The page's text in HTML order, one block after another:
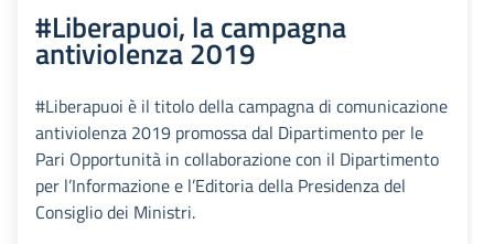
#Liberapuoi, la campagna
antiviolenza 2019
#Liberapuoi è il titolo della campagna di comunicazione
antiviolenza 2019 promossa dal Dipartimento per le
Pari Opportunità in collaborazione con il Dipartimento
per l’Informazione e l’Editoria della Presidenza del
Consiglio dei Ministri.